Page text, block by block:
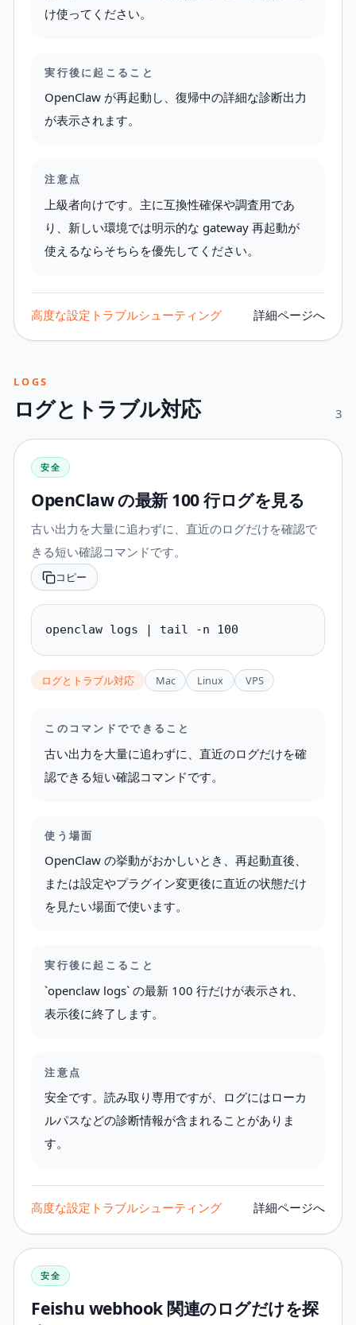
け使ってください。
実行後に起こること
OpenClaw が再起動し、復帰中の詳細な診断出力
が表示されます。
注意点
上級者向けです。主に互換性確保や調査用であ
り、新しい環境では明示的な gateway 再起動が
使えるならそちらを優先してください。
高度な設定 トラブルシューティング 詳細ページへ
LOGS
ログとトラブル対応 3
安全
OpenClaw の最新 100 行ログを見る
古い出力を大量に追わずに、直近のログだけを確認で
きる短い確認コマンドです。
コピー
openclaw logs | tail -n 100
ログとトラブル対応 Mac Linux VPS
このコマンドでできること
古い出力を大量に追わずに、直近のログだけを確
認できる短い確認コマンドです。
使う場面
OpenClaw の挙動がおかしいとき、再起動直後、
または設定やプラグイン変更後に直近の状態だけ
を見たい場面で使います。
実行後に起こること
`openclaw logs` の最新 100 行だけが表示され、
表示後に終了します。
注意点
安全です。読み取り専用ですが、ログにはローカ
ルパスなどの診断情報が含まれることがありま
す。
高度な設定 トラブルシューティング 詳細ページへ
安全
Feishu webhook 関連のログだけを探